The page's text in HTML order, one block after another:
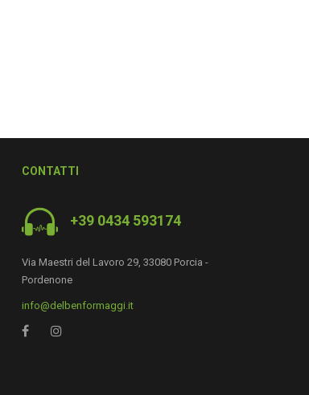
CONTATTI
+39 0434 593174
Via Maestri del Lavoro 29, 33080 Porcia -
Pordenone
info@delbenformaggi.it